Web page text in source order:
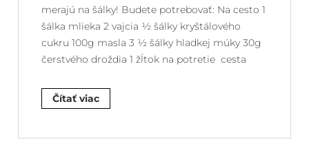
merajú na šálky! Budete potrebovať: Na cesto 1
šálka mlieka 2 vajcia ½ šálky kryštálového
cukru 100g masla 3 ½ šálky hladkej múky 30g
čerstvého droždia 1 žĺtok na potretie cesta
Čítať viac